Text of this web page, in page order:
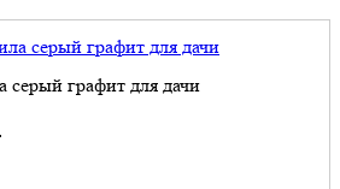
серый графит для дачи